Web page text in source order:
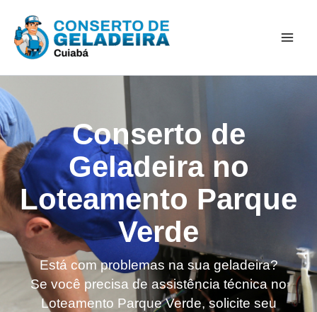
para
Conserto de
Geladeira no
Loteamento Parque
Verde
Está com problemas na sua geladeira?
Se você precisa de assistência técnica no
Loteamento Parque Verde, solicite seu